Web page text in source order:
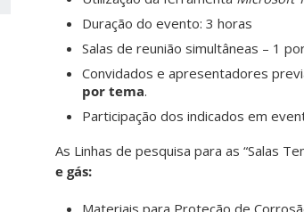
Duração do evento: 3 horas
Salas de reunião simultâneas – 1
Convidados e apresentadores
por tema.
Participação dos indicados em
As Linhas de pesquisa para as “Salas
e gás: